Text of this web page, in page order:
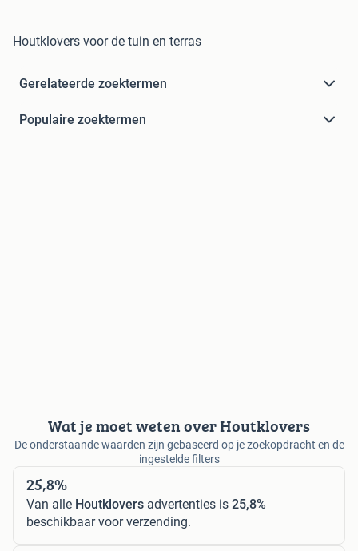
Houtklovers voor de tuin en terras
Gerelateerde zoektermen
Populaire zoektermen
Wat je moet weten over Houtklovers
De onderstaande waarden zijn gebaseerd op je zoekopdracht en de
ingestelde filters
25,8%
Van alle Houtklovers advertenties is 25,8%
beschikbaar voor verzending.